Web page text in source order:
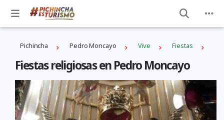
Pichincha Pedro Moncayo Vive Fiestas
Fiestas religiosas en Pedro Moncayo